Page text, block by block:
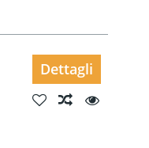
Dettagli